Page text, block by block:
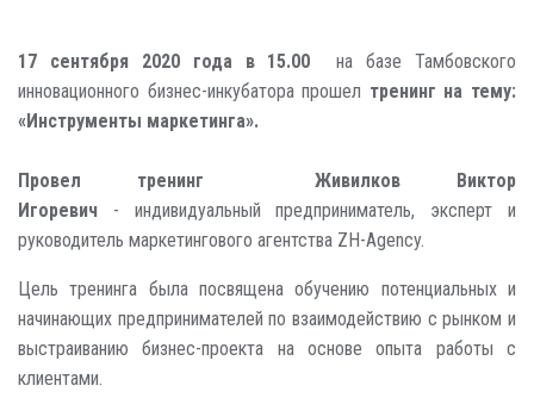
17 сентября 2020 года в 15.00на базе Тамбовского
инновационного бизнес-инкубатора прошел тренинг на тему:
«Инструменты маркетинга».
Провел тренинг Живилков Виктор
Игоревич - индивидуальный предприниматель, эксперт и
руководитель маркетингового агентства ZH-Agency.
Цель тренинга была посвящена обучению потенциальных и
начинающих предпринимателей по взаимодействию с рынком и
выстраиванию бизнес-проекта на основе опыта работы с
клиентами.